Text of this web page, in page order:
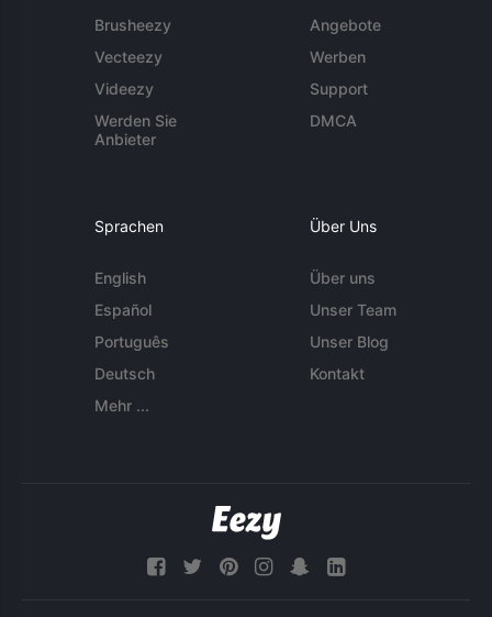
Brusheezy
Vecteezy
Videezy
Werden Sie
Anbieter
Angebote
Werben
Support
DMCA
Sprachen
English
Español
Português
Deutsch
Mehr ...
Über Uns
Über uns
Unser Team
Unser Blog
Kontakt